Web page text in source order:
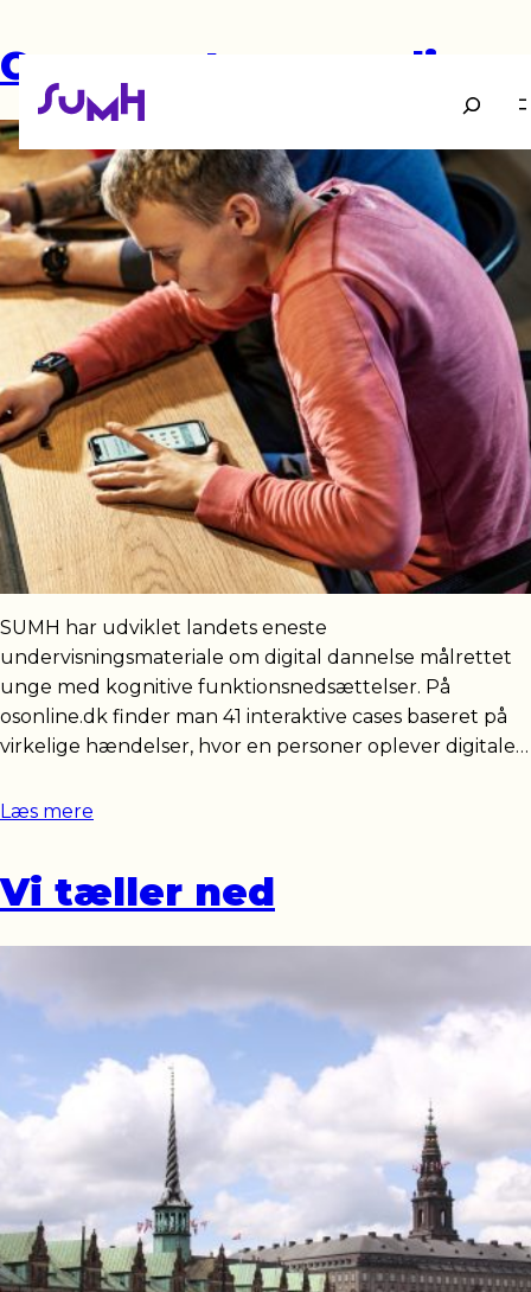
Søg
Gør unge trygge online
SUMH har udviklet landets eneste
undervisningsmateriale om digital dannelse målrettet
unge med kognitive funktionsnedsættelser. På
osonline.dk finder man 41 interaktive cases baseret på
virkelige hændelser, hvor en personer oplever digitale…
Læs mere
Vi tæller ned